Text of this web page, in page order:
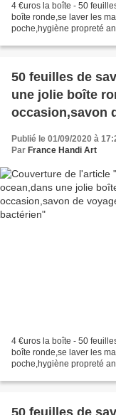
4 €uros la boîte - 50
boîte ronde,se laver les
poche,hygiène propreté
50 feuilles de
une jolie boîte
occasion,savon
poche,hygiène
Publié le 01/09/2020 à
Par France Handi Art
4 €uros la boîte - 50
boîte ronde,se laver les
poche,hygiène propreté
50 feuilles de